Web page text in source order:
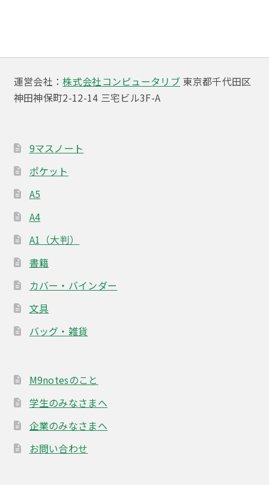
ビ
ゲ
ー
ョ
ン
運営会社：株式会社コンピュータリブ 東京都千代田区
神田神保町2-12-14 三宅ビル3F-A
9マスノート
ポケット
A5
A4
A1（大判）
書籍
カバー・バインダー
文具
バッグ・雑貨
M9notesのこと
学生のみなさまへ
企業のみなさまへ
お問い合わせ